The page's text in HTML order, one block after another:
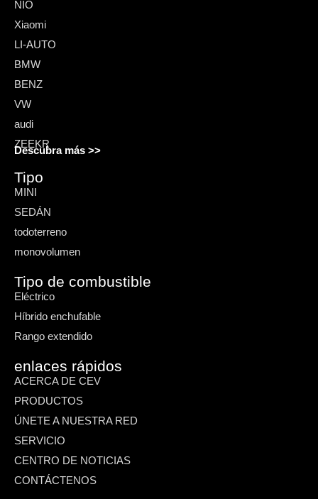
NÍO
Xiaomi
LI-AUTO
BMW
BENZ
VW
audi
ZEEKR
Descubra más >>
Tipo
MINI
SEDÁN
todoterreno
monovolumen
Tipo de combustible
Eléctrico
Híbrido enchufable
Rango extendido
enlaces rápidos
ACERCA DE CEV
PRODUCTOS
ÚNETE A NUESTRA RED
SERVICIO
CENTRO DE NOTICIAS
CONTÁCTENOS